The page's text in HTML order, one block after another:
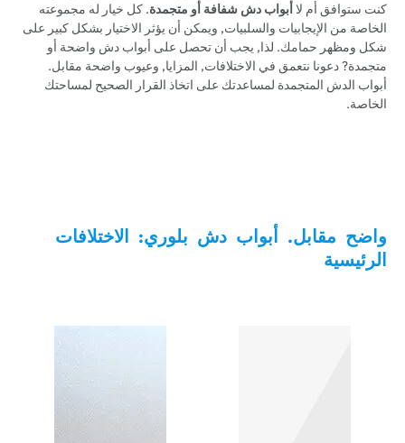
كنت ستوافق أم لاأبواب دش شفافة أو متجمدة. كل خيار له مجموعته
الخاصة من الإيجابيات والسلبيات, ويمكن أن يؤثر الاختيار بشكل كبير على
شكل ومظهر حمامك. لذا, يجب أن تحصل على أبواب دش واضحة أو
متجمدة? دعونا نتعمق في الاختلافات, المزايا, وعيوب واضحة مقابل.
أبواب الدش المتجمدة لمساعدتك على اتخاذ القرار الصحيح لمساحتك
الخاصة.
واضح مقابل. أبواب دش بلوري: الاختلافات
الرئيسية